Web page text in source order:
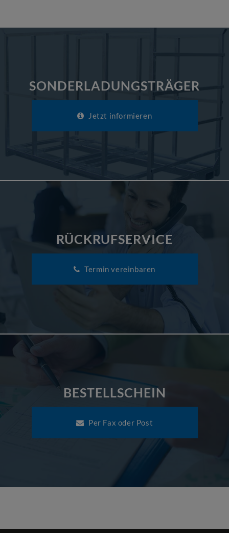
SONDERLADUNGSTRÄGER
Jetzt informieren
RÜCKRUFSERVICE
Termin vereinbaren
BESTELLSCHEIN
Per Fax oder Post